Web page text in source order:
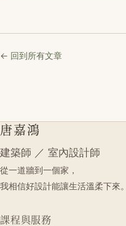
← 回到所有文章
唐嘉鴻
建築師 ／ 室內設計師
從一道牆到一個家，
我相信好設計能讓生活溫柔下來。
課程與服務